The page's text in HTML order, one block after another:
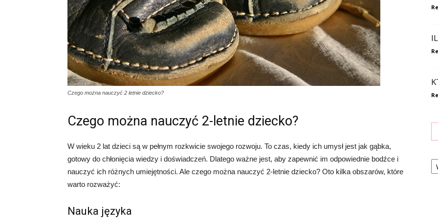
Czego można nauczyć 2 letnie dziecko?
Czego można nauczyć 2-letnie dziecko?
W wieku 2 lat dzieci są w pełnym rozkwicie swojego rozwoju. To czas, kiedy ich umysł jest jak gąbka,
gotowy do chłonięcia wiedzy i doświadczeń. Dlatego ważne jest, aby zapewnić im odpowiednie bodźce i
nauczyć ich różnych umiejętności. Ale czego można nauczyć 2-letnie dziecko? Oto kilka obszarów, które
warto rozważyć:
Nauka języka